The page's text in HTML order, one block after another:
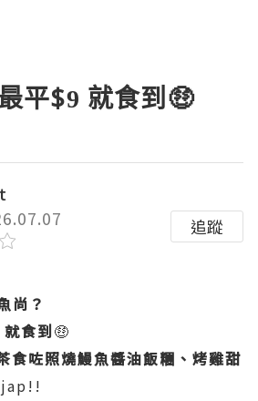
平$9 就食到🤑
追蹤
尚？
就食到🤑
食咗照燒鰻魚醬油飯糰、烤雞甜
jap!!